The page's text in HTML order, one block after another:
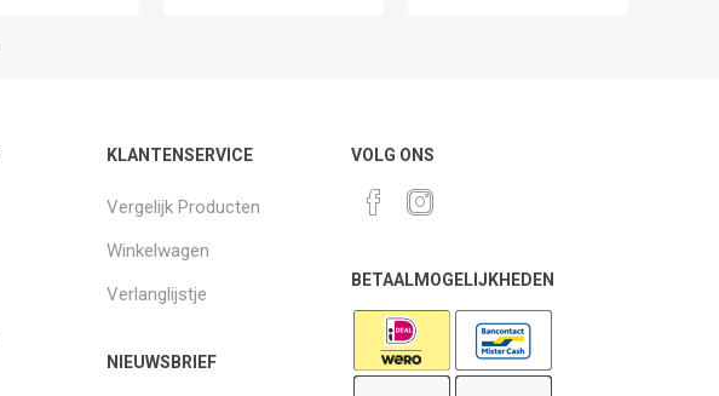
KLANTENSERVICE
Vergelijk Producten
Winkelwagen
Verlanglijstje
NIEUWSBRIEF
VOLG ONS
BETAALMOGELIJKHEDEN